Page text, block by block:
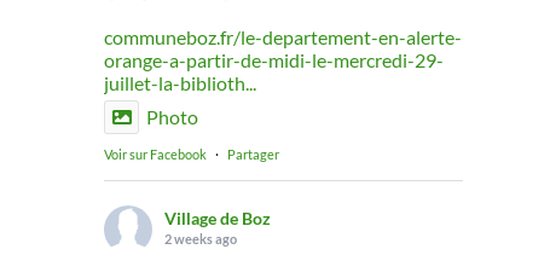
communeboz.fr/le-departement-en-alerte-
orange-a-partir-de-midi-le-mercredi-29-
juillet-la-biblioth...
Photo
Voir sur Facebook · Partager
Village de Boz
2 weeks ago